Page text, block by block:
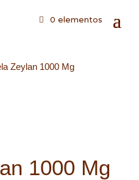
0 elementos
Zeylan 1000 Mg
1000 Mg